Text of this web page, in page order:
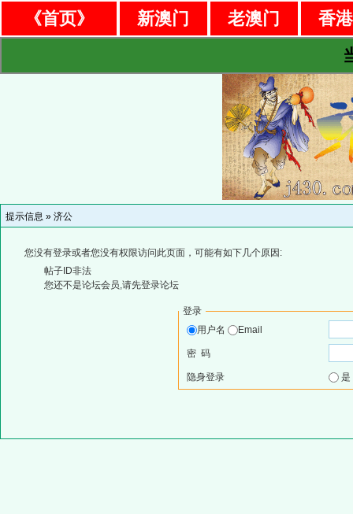
《首页》 新澳门 老澳门
香
提示信息 » 济公
您没有登录或者您没有权限访问此页面，可能有如下几个原因:
帖子ID非法
您还不是论坛会员,请先登录论坛
登录
用户名
Email
密 码
隐身登录